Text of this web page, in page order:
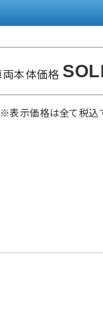
本体価格
※表示価格は全て税込で